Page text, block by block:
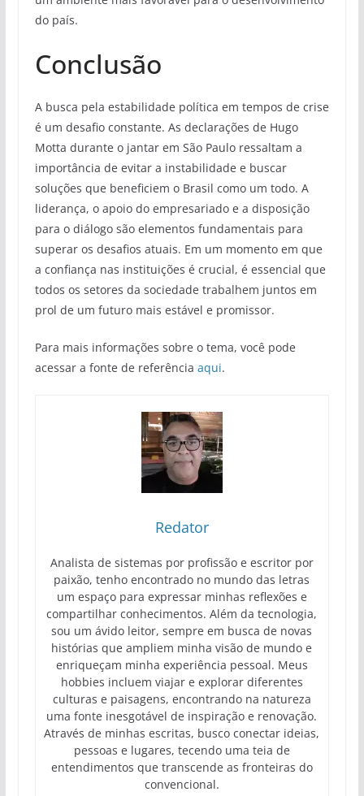
do país.
Conclusão
A busca pela estabilidade política em tempos de crise
é um desafio constante. As declarações de Hugo
Motta durante o jantar em São Paulo ressaltam a
importância de evitar a instabilidade e buscar
soluções que beneficiem o Brasil como um todo. A
liderança, o apoio do empresariado e a disposição
para o diálogo são elementos fundamentais para
superar os desafios atuais. Em um momento em que
a confiança nas instituições é crucial, é essencial que
todos os setores da sociedade trabalhem juntos em
prol de um futuro mais estável e promissor.
Para mais informações sobre o tema, você pode
acessar a fonte de referência aqui.
Redator
Analista de sistemas por profissão e escritor por
paixão, tenho encontrado no mundo das letras
um espaço para expressar minhas reflexões e
compartilhar conhecimentos. Além da tecnologia,
sou um ávido leitor, sempre em busca de novas
histórias que ampliem minha visão de mundo e
enriqueçam minha experiência pessoal. Meus
hobbies incluem viajar e explorar diferentes
culturas e paisagens, encontrando na natureza
uma fonte inesgotável de inspiração e renovação.
Através de minhas escritas, busco conectar ideias,
pessoas e lugares, tecendo uma teia de
entendimentos que transcende as fronteiras do
convencional.